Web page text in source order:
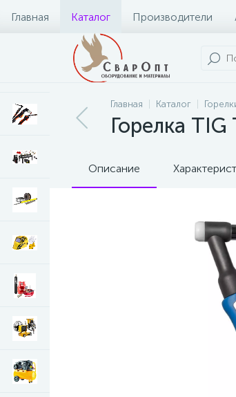
Главная Каталог Производители
Главная Каталог
Горелка
Описание